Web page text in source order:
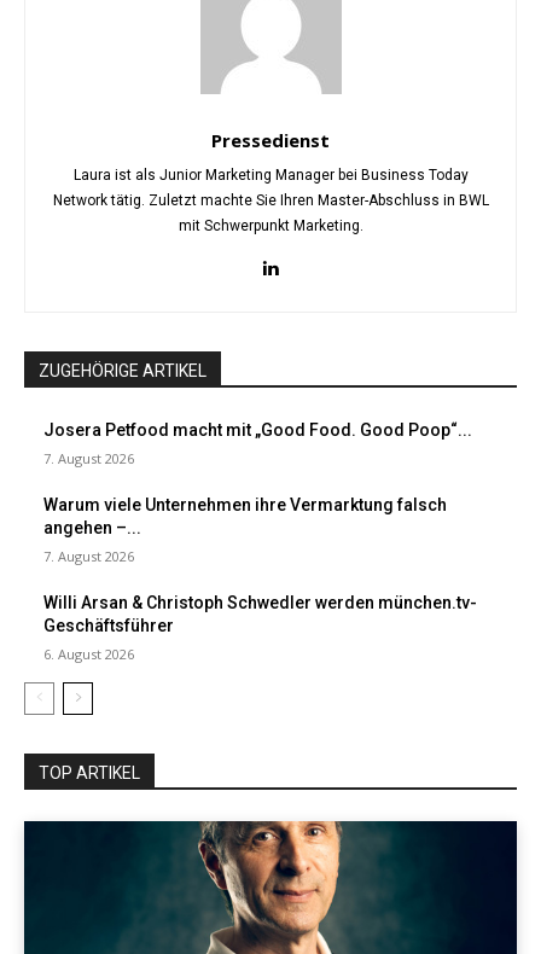
Pressedienst
Laura ist als Junior Marketing Manager bei Business Today
Network tätig. Zuletzt machte Sie Ihren Master-Abschluss in BWL
mit Schwerpunkt Marketing.
ZUGEHÖRIGE ARTIKEL
Josera Petfood macht mit „Good Food. Good Poop“...
7. August 2026
Warum viele Unternehmen ihre Vermarktung falsch
angehen –...
7. August 2026
Willi Arsan & Christoph Schwedler werden münchen.tv-
Geschäftsführer
6. August 2026
TOP ARTIKEL